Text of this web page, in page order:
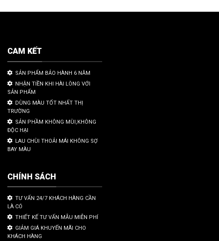
CAM KẾT
SẢN PHẨM BẢO HÀNH 6 NĂM
NHẬN TIỀN KHI HÀI LÒNG VỚI
SẢN PHẨM
DÙNG MÀU TỐT NHẤT THỊ
TRƯỜNG
SẢN PHẦM KHÔNG MÙI,KHÔNG
ĐỘC HẠI
LAU CHÙI THOẢI MÁI KHÔNG SỢ
BAY MÀU
CHÍNH SÁCH
TƯ VẤN 24/7 KHÁCH HÀNG CẦN
LÀ CÓ
THIẾT KẾ TƯ VẤN MẪU MIỄN PHÍ
GIẢM GIÁ KHUYẾN MÃI CHO
KHÁCH HÀNG